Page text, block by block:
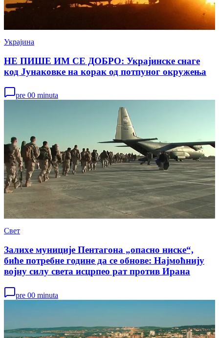
Украјина
НЕ ПИШЕ ИМ СЕ ДОБРО: Украјинске снаге
код Јунаковке на корак од потпуног окружења
pre 00 minuta
Свет
Залихе муниције Пентагона „опасно ниске“,
биће потребне године да се обнове: Најмоћнију
војну силу света исцрпео рат против Ирана
pre 00 minuta